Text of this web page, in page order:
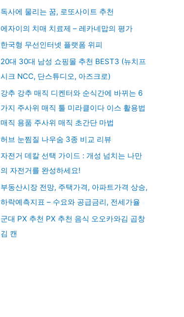
독사에 물리는 꿈, 로또사이트 추천
에자이의 치매 치료제 – 레카네맙의 평가
한국형 무선인터넷 플랫폼 위피
20대 30대 남성 쇼핑몰 추천 BEST3 (뉴치프
시크 NCC, 단스튜디오, 아즈크로)
강추 강추 매직 디켄터와 순식간에 바뀌는 6
가지 주사위 매직 툴 미라클이다 이스 활용법
매직 용품 주사위 매직 초간단 마법
허브 눈찜질 나우숨 3종 비교 리뷰
자전거 데칼 선택 가이드 : 개성 넘치는 나만
의 자전거를 완성하세요!
부동산시장 전망, 주택가격, 아파트가격 상승,
하락예측지표 – 수요와 공급금리, 전세가율
군대 PX 추천 PX 추천 음식 오오카와김 곱창
김 캔